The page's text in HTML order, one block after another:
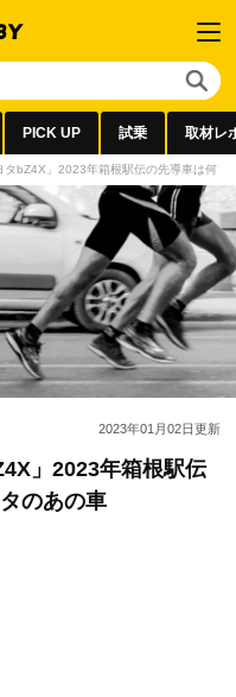
PICK UP 試乗 取材レ
タbZ4X」2023年箱根駅伝の先導車は何？
2023年01月02日更新
」2023年箱根駅伝
のあの車